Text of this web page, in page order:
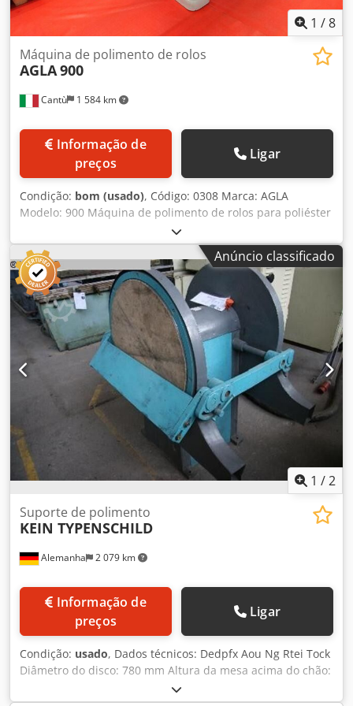
1 /8
Cantù 1 584 km
Máquina de polimento de rolos
AGLA900
preços
Ligar
Condição: bom (usado), Código: 0308 Marca: AGLA
Modelo: 900 Máquina de polimento de rolos para poliéster
e verniz – Adequada para polimento de alto brilho de
tintas de poliéster ou poliuretano, metais, mármore e
materiais similares. Estrutura robusta Dimensões da mesa
mm 2950 x 850 Largura de trabalho mm 900 Altura de
trabalho mm 700 Diâmetro da escova mm 300 Djdpfxoy Ud
Dps Ai Tjck Motor Hp 10 Elevação automática da mesa
Dimensões totais mm 3100 x 1750 x 1650 h Peso kg 1200
Anúncio classificado
1 /2
Alemanha 2 079 km
Suporte de polimento
KEIN TYPENSCHILD
preços
Ligar
Condição: usado, Dados técnicos: Dedpfx Aou Ng Rtei Tock
Diâmetro do disco: 780 mm Altura da mesa acima do chão:
800 mm Tamanho da mesa: 890x190 mm Mesa de lixar: